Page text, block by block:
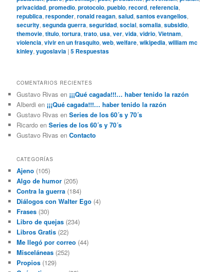
privacidad,promedio,protocolo,pueblo,record,referencia,
republica,responder,ronald reagan,salud,santos evangelios,
security,segunda guerra,seguridad,social,somalia,subsidio,
themovie,titulo,tortura,trato,usa,ver,vida,vidrio,Vietnam,
violencia,vivir en un frasquito,web,welfare,wikipedia,william mc
kinley,yugoslavia |5 Respuestas
COMENTARIOS RECIENTES
Gustavo Rivas en ¡¡¡Qué cagada!!!… haber tenido la razón
Alberdi en ¡¡¡Qué cagada!!!… haber tenido la razón
Gustavo Rivas enSeries de los 60´s y 70´s
Ricardo enSeries de los 60´s y 70´s
Gustavo Rivas enContacto
CATEGORÍAS
Ajeno (105)
Algo de humor (205)
Contra la guerra (184)
Diálogos con Walter Ego (4)
Frases (30)
Libro de quejas (234)
Libros Gratis (22)
Me llegó por correo (44)
Misceláneas (252)
Propios (129)